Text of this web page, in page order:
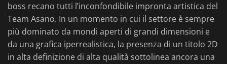
boss recano tutti l’inconfondibile impronta artistica del
Team Asano. In un momento in cui il settore è sempre
più dominato da mondi aperti di grandi dimensioni e
da una grafica iperrealistica, la presenza di un titolo 2D
in alta definizione di alta qualità sottolinea ancora una